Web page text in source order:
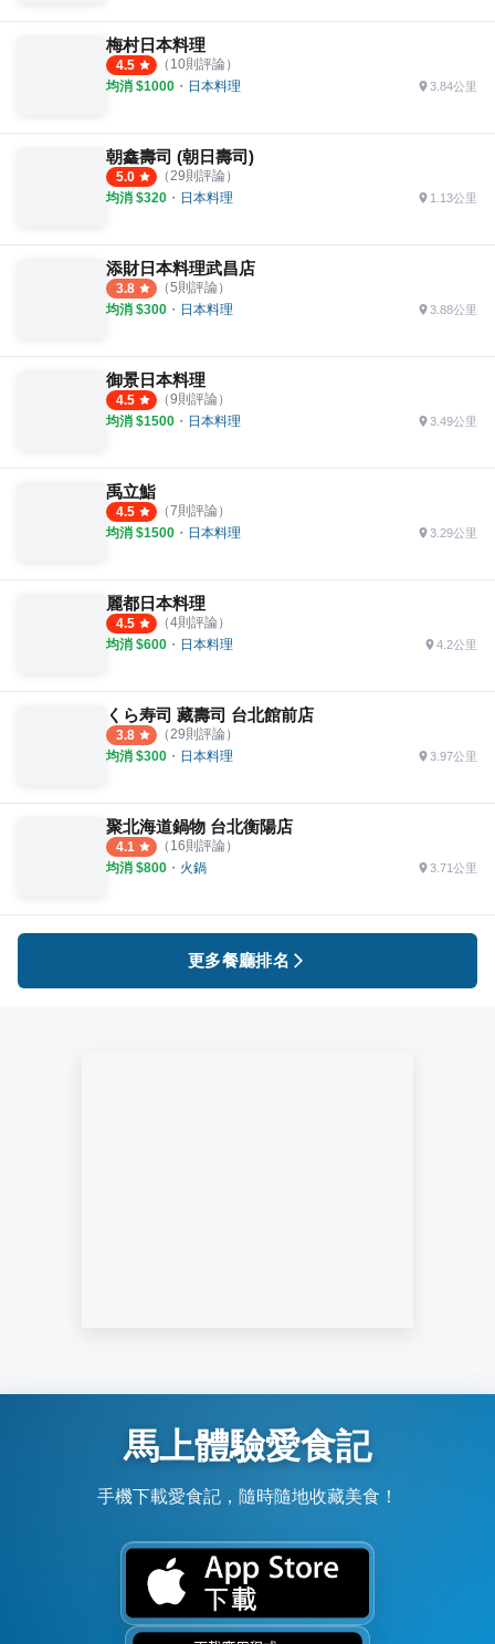
梅村日本料理
4.5 （ 10則評論）
均消 $1000 ・ 日本料理 3.84公里
朝鑫壽司 (朝日壽司)
5.0 （29則評論）
均消 $320 ・ 日本料理 1.13公里
添財日本料理武昌店
3.8 （5則評論）
均消 $300 ・ 日本料理 3.88公里
御景日本料理
4.5 （9則評論）
均消 $1500 ・ 日本料理 3.49公里
禹立鮨
4.5 （7則評論）
均消 $1500 ・ 日本料理 3.29公里
麗都日本料理
4.5 （4則評論）
均消 $600 ・ 日本料理 4.2公里
くら寿司 藏壽司 台北館前店
3.8 （29則評論）
均消 $300 ・ 日本料理 3.97公里
聚北海道鍋物 台北衡陽店
4.1 （ 16則評論）
均消 $800 ・ 火鍋 3.71公里
更多餐廳排名
馬上體驗愛食記
手機下載愛食記，隨時隨地收藏美食！